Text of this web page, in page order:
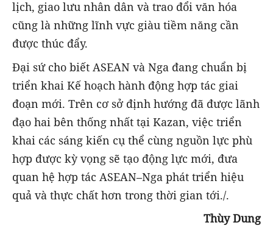
lịch, giao lưu nhân dân và trao đổi văn hóa
cũng là những lĩnh vực giàu tiềm năng cần
được thúc đẩy.
Đại sứ cho biết ASEAN và Nga đang chuẩn bị
triển khai Kế hoạch hành động hợp tác giai
đoạn mới. Trên cơ sở định hướng đã được lãnh
đạo hai bên thống nhất tại Kazan, việc triển
khai các sáng kiến cụ thể cùng nguồn lực phù
hợp được kỳ vọng sẽ tạo động lực mới, đưa
quan hệ hợp tác ASEAN–Nga phát triển hiệu
quả và thực chất hơn trong thời gian tới./.
Thùy Dung